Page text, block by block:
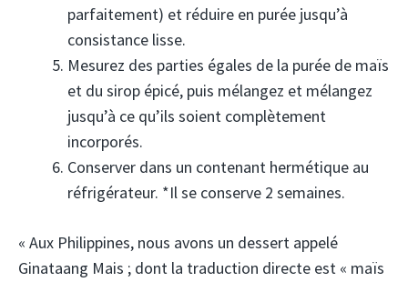
parfaitement) et réduire en purée jusqu’à
consistance lisse.
Mesurez des parties égales de la purée de maïs
et du sirop épicé, puis mélangez et mélangez
jusqu’à ce qu’ils soient complètement
incorporés.
Conserver dans un contenant hermétique au
réfrigérateur. *Il se conserve 2 semaines.
« Aux Philippines, nous avons un dessert appelé
Ginataang Mais ; dont la traduction directe est « maïs